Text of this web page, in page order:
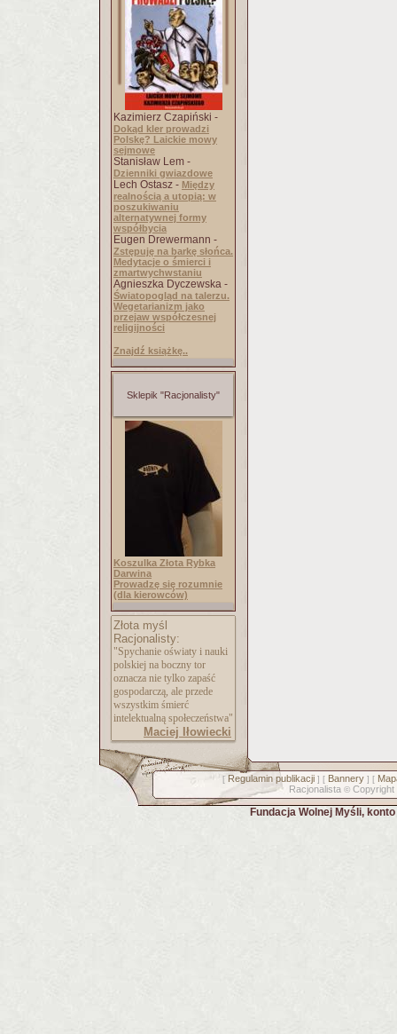
Kazimierz Czapiński -
Dokąd kler prowadzi
Polskę? Laickie mowy
sejmowe
Stanisław Lem -
Dzienniki gwiazdowe
Lech Ostasz - Między
realnością a utopią: w
poszukiwaniu
alternatywnej formy
współbycia
Eugen Drewermann -
Zstępuję na barkę słońca.
Medytacje o śmierci i
zmartwychwstaniu
Agnieszka Dyczewska -
Światopogląd na talerzu.
Wegetarianizm jako
przejaw współczesnej
religijności
Znajdź książkę..
Sklepik "Racjonalisty"
Koszulka Złota Rybka
Darwina
Prowadzę się rozumnie
(dla kierowców)
Złota myśl
Racjonalisty:
"Spychanie oświaty i nauki
polskiej na boczny tor
oznacza nie tylko zapaść
gospodarczą, ale przede
wszystkim śmierć
intelektualną społeczeństwa"
Maciej Iłowiecki
[ Regulamin publikacji] [ Bannery] [
Racjonalista © Copyright
Fundacja Wolnej Myśli,